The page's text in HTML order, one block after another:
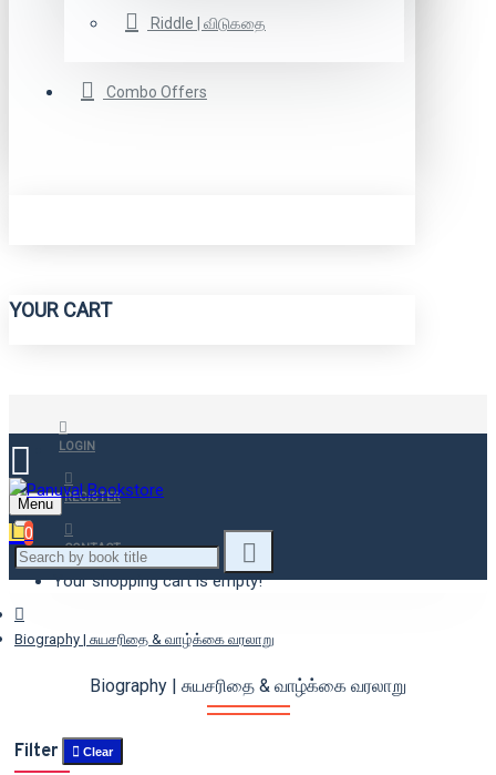
Riddle | விடுகதை
Combo Offers
YOUR CART
LOGIN
REGISTER
CONTACT
Menu
0
Your shopping cart is empty!
Biography | சுயசரிதை & வாழ்க்கை வரலாறு
Biography | சுயசரிதை & வாழ்க்கை வரலாறு
Filter Clear